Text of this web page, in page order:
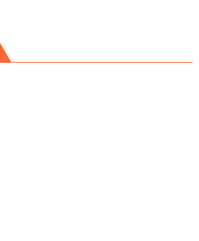
ต้นทาง